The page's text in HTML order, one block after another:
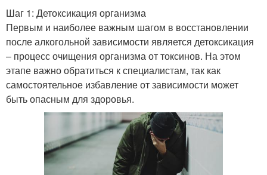
Шаг 1: Детоксикация организма
Первым и наиболее важным шагом в восстановлении
после алкогольной зависимости является детоксикация
– процесс очищения организма от токсинов. На этом
этапе важно обратиться к специалистам, так как
самостоятельное избавление от зависимости может
быть опасным для здоровья.